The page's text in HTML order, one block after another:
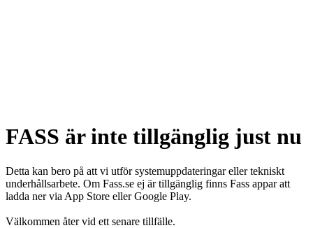
FASS är inte tillgänglig just nu
Detta kan bero på att vi utför systemuppdateringar eller tekniskt
underhållsarbete. Om Fass.se ej är tillgänglig finns Fass appar att
ladda ner via App Store eller Google Play.
Välkommen åter vid ett senare tillfälle.